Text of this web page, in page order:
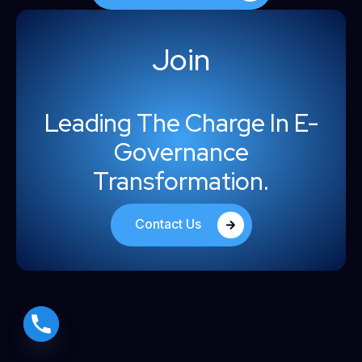
Join
Leading The Charge In E-
Governance
Transformation.
Contact Us